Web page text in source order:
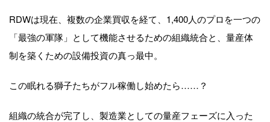
RDWは現在、複数の企業買収を経て、1,400人のプロを一つの
「最強の軍隊」として機能させるための組織統合と、量産体
制を築くための設備投資の真っ最中。
この眠れる獅子たちがフル稼働し始めたら……？
組織の統合が完了し、製造業としての量産フェーズに入った